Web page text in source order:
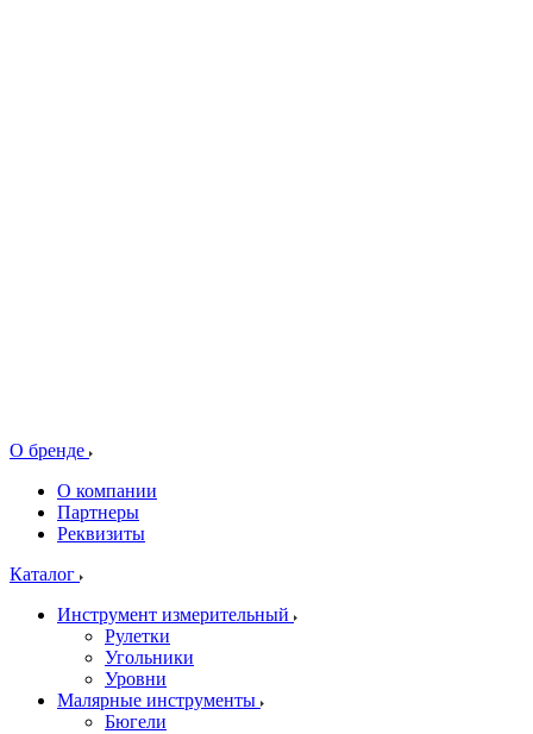
О бренде
О компании
Партнеры
Реквизиты
Каталог
Инструмент измерительный
Рулетки
Угольники
Уровни
Малярные инструменты
Бюгели